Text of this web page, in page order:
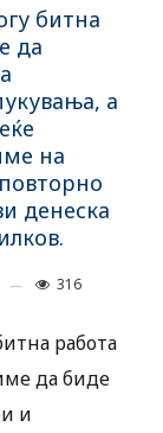
битна
да
а
на
денеска
316
работа
да биде
и